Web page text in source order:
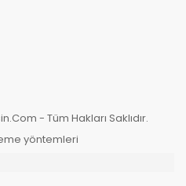
- Tüm Hakları Saklıdır.
yöntemleri